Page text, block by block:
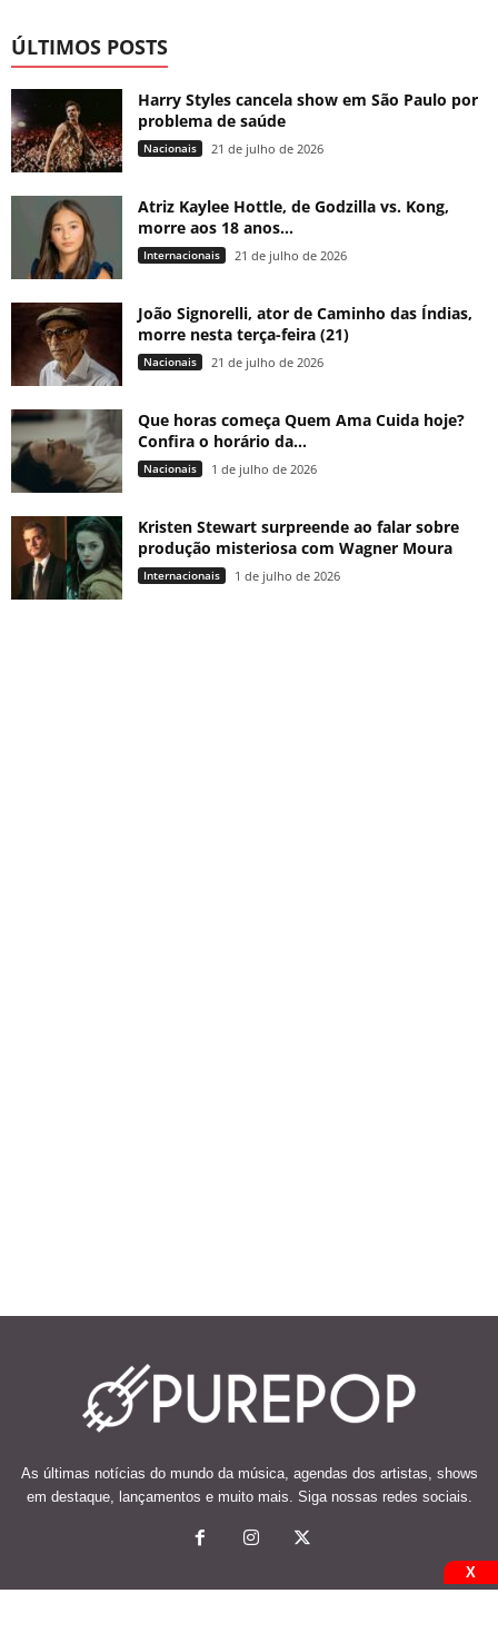
ÚLTIMOS POSTS
Harry Styles cancela show em São Paulo por
problema de saúde
Nacionais 21 de julho de 2026
Atriz Kaylee Hottle, de Godzilla vs. Kong,
morre aos 18 anos...
Internacionais 21 de julho de 2026
João Signorelli, ator de Caminho das Índias,
morre nesta terça-feira (21)
Nacionais 21 de julho de 2026
Que horas começa Quem Ama Cuida hoje?
Confira o horário da...
Nacionais 1 de julho de 2026
Kristen Stewart surpreende ao falar sobre
produção misteriosa com Wagner Moura
Internacionais 1 de julho de 2026
As últimas notícias do mundo da música, agendas dos artistas, shows
em destaque, lançamentos e muito mais. Siga nossas redes sociais.
X